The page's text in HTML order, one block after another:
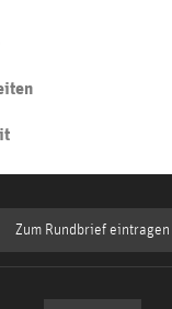
Zum Rundbrief eintragen